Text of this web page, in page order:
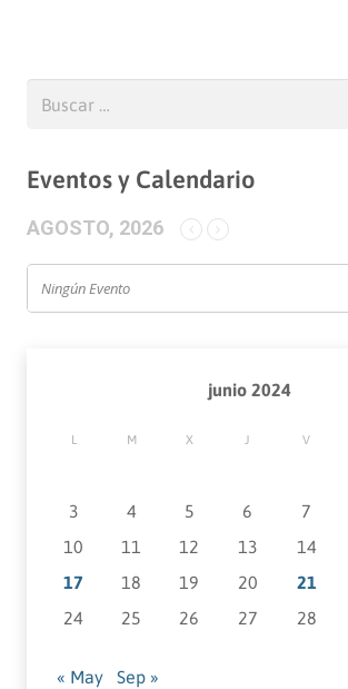
Eventos y Calendario
AGOSTO, 2026
Ningún Evento
junio 2024
L M X J V
3
4 5 6 7
10
11 12 13 14
17
18 19 20 21
24
25 26 27 28
« May Sep »